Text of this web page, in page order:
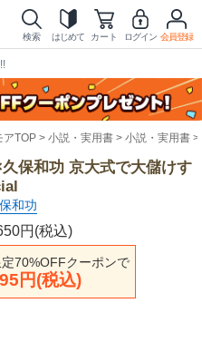
検索 はじめて カート ログイン 会員登録
アTOP 小説・実用書 小説・実用書
保和功 京大式で大儲けす
和功
円(税込)
70%OFFクーポンで
円(税込)